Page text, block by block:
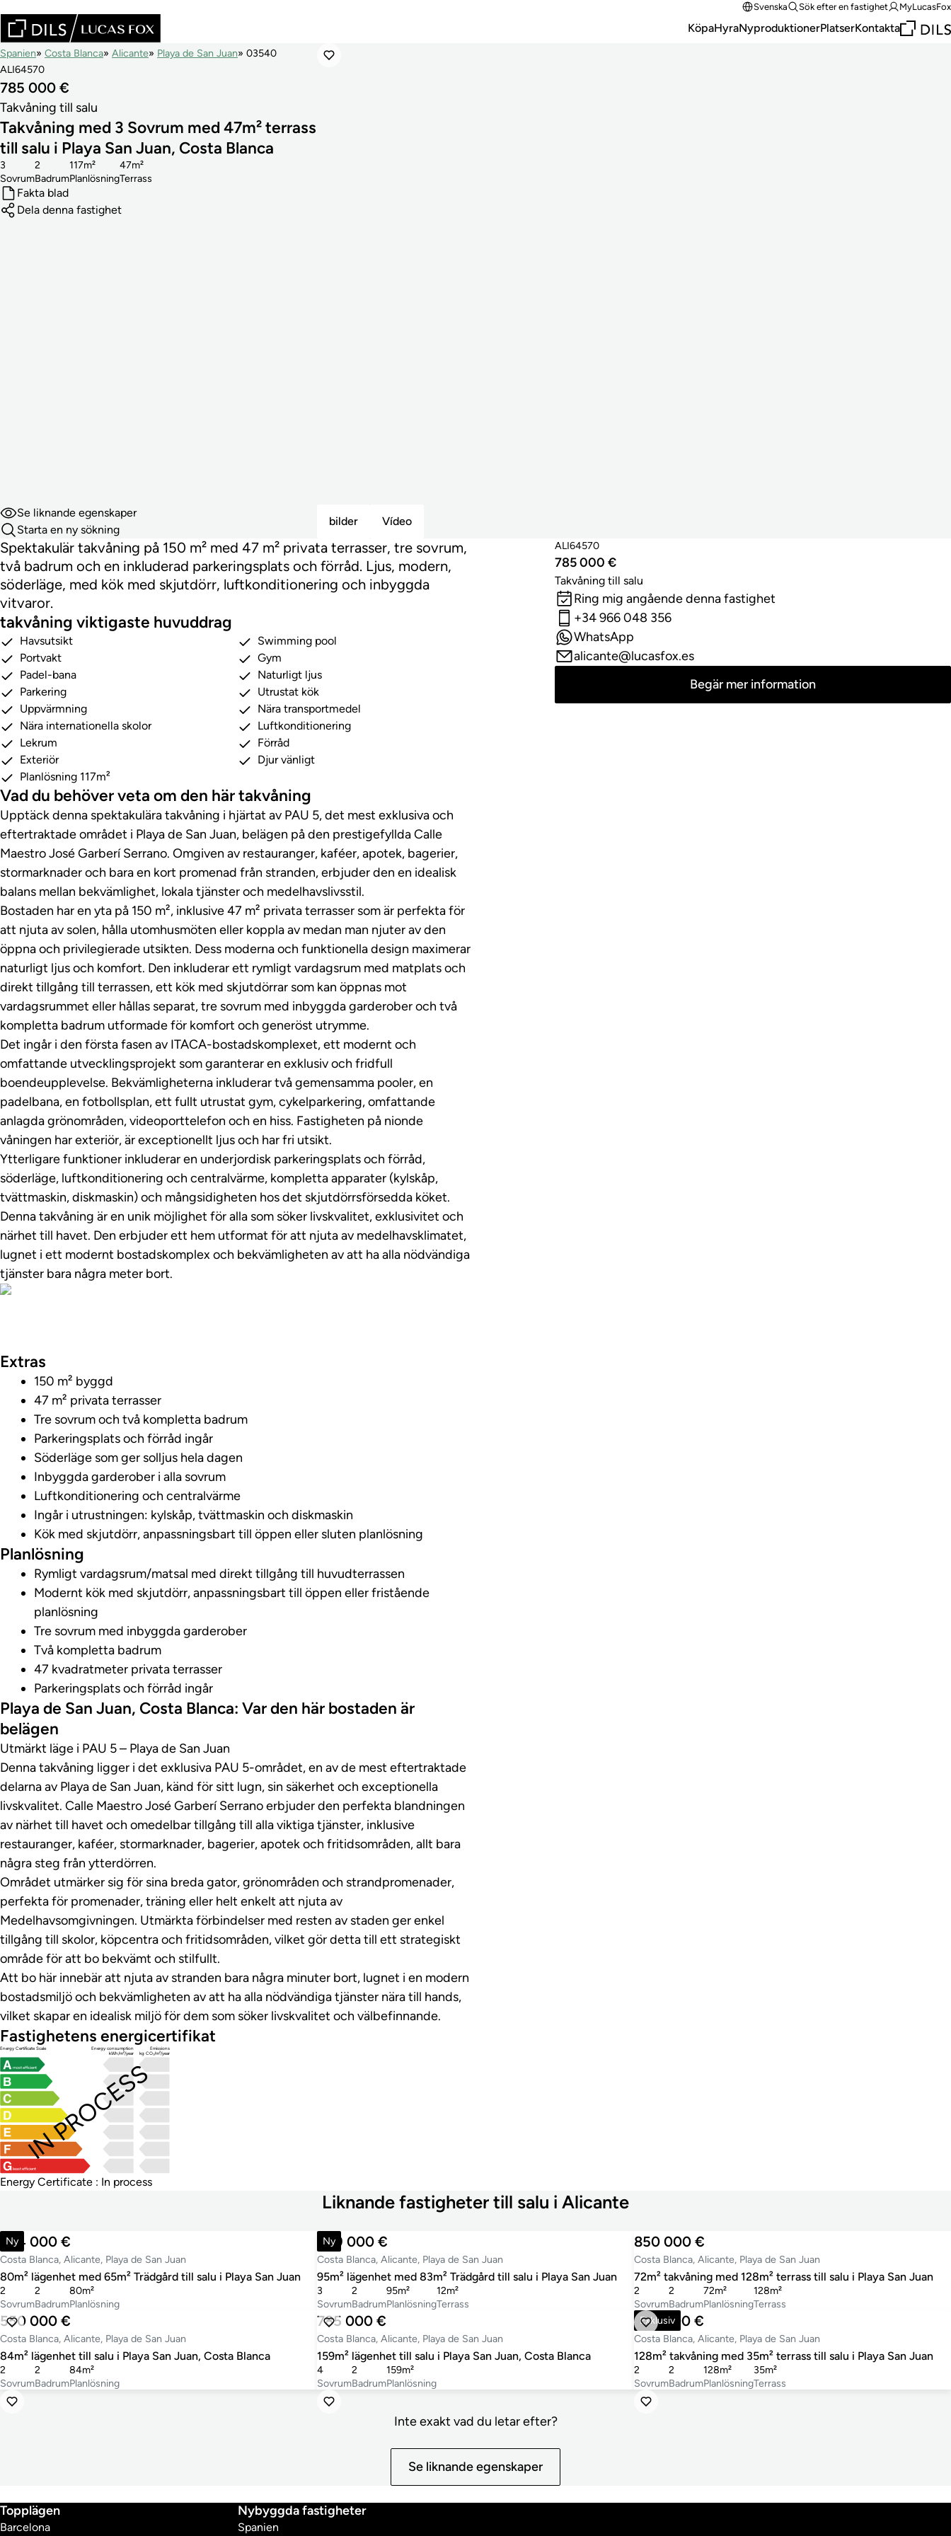
Svenska Sök efter en fastighet MyLucasFox
KöpaHyraNyproduktionerPlatserKontakta
bilder Vídeo
Spanien Costa Blanca Alicante Playa de San Juan
03540
ALI64570
785 000 €
Takvåning till salu
Takvåning med 3 Sovrum med 47m² terrass
till salu i Playa San Juan, Costa Blanca
Sovrum
3
Badrum
2
Planlösning
117m²
Terrass
47m²
Fakta blad
Dela denna fastighet
Se liknande egenskaper
Starta en ny sökning
Spektakulär takvåning på 150 m² med 47 m² privata terrasser, tre sovrum,
två badrum och en inkluderad parkeringsplats och förråd. Ljus, modern,
söderläge, med kök med skjutdörr, luftkonditionering och inbyggda
vitvaror.
takvåning viktigaste huvuddrag
Havsutsikt
Swimming pool
Portvakt
Gym
Padel-bana
Naturligt ljus
Parkering
Utrustat kök
Uppvärmning
Nära transportmedel
Nära internationella skolor
Luftkonditionering
Lekrum
Förråd
Exteriör
Djur vänligt
Planlösning 117m²
Vad du behöver veta om den här takvåning
Upptäck denna spektakulära takvåning i hjärtat av PAU 5, det mest exklusiva och
eftertraktade området i Playa de San Juan, belägen på den prestigefyllda Calle
Maestro José Garberí Serrano. Omgiven av restauranger, kaféer, apotek, bagerier,
stormarknader och bara en kort promenad från stranden, erbjuder den en idealisk
balans mellan bekvämlighet, lokala tjänster och medelhavslivsstil.
Bostaden har en yta på 150 m², inklusive 47 m² privata terrasser som är perfekta för
att njuta av solen, hålla utomhusmöten eller koppla av medan man njuter av den
öppna och privilegierade utsikten. Dess moderna och funktionella design maximerar
naturligt ljus och komfort. Den inkluderar ett rymligt vardagsrum med matplats och
direkt tillgång till terrassen, ett kök med skjutdörrar som kan öppnas mot
vardagsrummet eller hållas separat, tre sovrum med inbyggda garderober och två
kompletta badrum utformade för komfort och generöst utrymme.
Det ingår i den första fasen av ITACA-bostadskomplexet, ett modernt och
omfattande utvecklingsprojekt som garanterar en exklusiv och fridfull
boendeupplevelse. Bekvämligheterna inkluderar två gemensamma pooler, en
padelbana, en fotbollsplan, ett fullt utrustat gym, cykelparkering, omfattande
anlagda grönområden, videoporttelefon och en hiss. Fastigheten på nionde
våningen har exteriör, är exceptionellt ljus och har fri utsikt.
Ytterligare funktioner inkluderar en underjordisk parkeringsplats och förråd,
söderläge, luftkonditionering och centralvärme, kompletta apparater (kylskåp,
tvättmaskin, diskmaskin) och mångsidigheten hos det skjutdörrsförsedda köket.
Denna takvåning är en unik möjlighet för alla som söker livskvalitet, exklusivitet och
närhet till havet. Den erbjuder ett hem utformat för att njuta av medelhavsklimatet,
lugnet i ett modernt bostadskomplex och bekvämligheten av att ha alla nödvändiga
tjänster bara några meter bort.
Extras
150 m² byggd
47 m² privata terrasser
Tre sovrum och två kompletta badrum
Parkeringsplats och förråd ingår
Söderläge som ger solljus hela dagen
Inbyggda garderober i alla sovrum
Luftkonditionering och centralvärme
Ingår i utrustningen: kylskåp, tvättmaskin och diskmaskin
Kök med skjutdörr, anpassningsbart till öppen eller sluten planlösning
Planlösning
Rymligt vardagsrum/matsal med direkt tillgång till huvudterrassen
Modernt kök med skjutdörr, anpassningsbart till öppen eller fristående
planlösning
Tre sovrum med inbyggda garderober
Två kompletta badrum
47 kvadratmeter privata terrasser
Parkeringsplats och förråd ingår
Playa de San Juan, Costa Blanca: Var den här bostaden är
belägen
Utmärkt läge i PAU 5 – Playa de San Juan
Denna takvåning ligger i det exklusiva PAU 5-området, en av de mest eftertraktade
delarna av Playa de San Juan, känd för sitt lugn, sin säkerhet och exceptionella
livskvalitet. Calle Maestro José Garberí Serrano erbjuder den perfekta blandningen
av närhet till havet och omedelbar tillgång till alla viktiga tjänster, inklusive
restauranger, kaféer, stormarknader, bagerier, apotek och fritidsområden, allt bara
några steg från ytterdörren.
Området utmärker sig för sina breda gator, grönområden och strandpromenader,
perfekta för promenader, träning eller helt enkelt att njuta av
Medelhavsomgivningen. Utmärkta förbindelser med resten av staden ger enkel
tillgång till skolor, köpcentra och fritidsområden, vilket gör detta till ett strategiskt
område för att bo bekvämt och stilfullt.
Att bo här innebär att njuta av stranden bara några minuter bort, lugnet i en modern
bostadsmiljö och bekvämligheten av att ha alla nödvändiga tjänster nära till hands,
vilket skapar en idealisk miljö för dem som söker livskvalitet och välbefinnande.
Fastighetens energicertifikat
Energy Certificate Scale
Energy consumption
kWh/m²/year
Emissions
kg CO₂/m²/year
most efficient
least efficient
IN PROCESS
Energy Certificate : In process
ALI64570
785 000 €
Takvåning till salu
Ring mig angående denna fastighet
+34 966 048 356
WhatsApp
alicante@lucasfox.es
Begär mer information
Liknande fastigheter till salu i Alicante
Ny
434 000 €
Costa Blanca, Alicante, Playa de San Juan
80m² lägenhet med 65m² Trädgård till salu i Playa San Juan
Sovrum
2
Badrum
2
Planlösning
80m²
Ny
489 000 €
Costa Blanca, Alicante, Playa de San Juan
95m² lägenhet med 83m² Trädgård till salu i Playa San Juan
Sovrum
3
Badrum
2
Planlösning
95m²
Terrass
12m²
850 000 €
Costa Blanca, Alicante, Playa de San Juan
72m² takvåning med 128m² terrass till salu i Playa San Juan
Sovrum
2
Badrum
2
Planlösning
72m²
Terrass
128m²
550 000 €
Costa Blanca, Alicante, Playa de San Juan
84m² lägenhet till salu i Playa San Juan, Costa Blanca
Sovrum
2
Badrum
2
Planlösning
84m²
785 000 €
Costa Blanca, Alicante, Playa de San Juan
159m² lägenhet till salu i Playa San Juan, Costa Blanca
Sovrum
4
Badrum
2
Planlösning
159m²
Exklusiv
750 000 €
Costa Blanca, Alicante, Playa de San Juan
128m² takvåning med 35m² terrass till salu i Playa San Juan
Sovrum
2
Badrum
2
Planlösning
128m²
Terrass
35m²
Inte exakt vad du letar efter?
Se liknande egenskaper
Topplägen
Barcelona
Nybyggda fastigheter
Spanien